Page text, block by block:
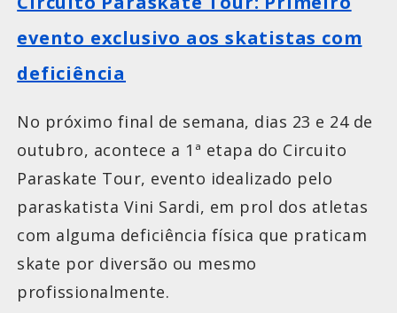
evento exclusivo aos skatistas com
deficiência
No próximo final de semana, dias 23 e 24 de
outubro, acontece a 1ª etapa do Circuito
Paraskate Tour, evento idealizado pelo
paraskatista Vini Sardi, em prol dos atletas
com alguma deficiência física que praticam
skate por diversão ou mesmo
profissionalmente.